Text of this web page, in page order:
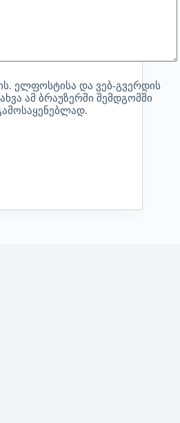
ელფოსტისა და ვებ-გვერდის
ამ ბრაუზერში შემდგომში